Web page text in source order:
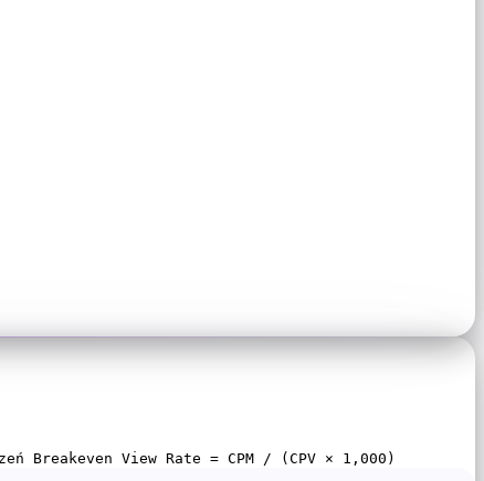
Breakeven View Rate = CPM / (CPV × 1,000)